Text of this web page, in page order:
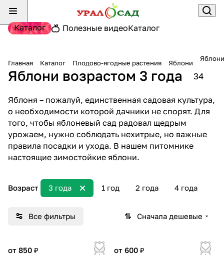
Каталог Полезные видеоКаталог
Главная Каталог Плодово-ягодные растения Яблони
Яблони возрастом 3 года 34
Яблоня – пожалуй, единственная садовая культура,
о необходимости которой дачники не спорят. Для
того, чтобы яблоневый сад радовал щедрым
урожаем, нужно соблюдать нехитрые, но важные
правила посадки и ухода. В нашем питомнике
настоящие зимостойкие яблони.
Возраст 1 год 2 года
3 года 4 года
Все фильтры Сначала дешевые
от 850 ₽
от 600 ₽